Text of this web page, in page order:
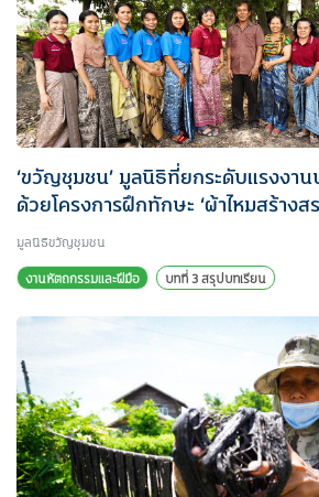
‘ขวัญชุมชน’ มูลนิธิที่ยกระดับแรงงา
ด้วยโครงการฝึกทักษะ ‘ผ้าไหมสร้างส
มูลนิธิขวัญชุมชน
งานหัตถกรรมและฝีมือ
บทที่ 3 สรุปบทเรียน